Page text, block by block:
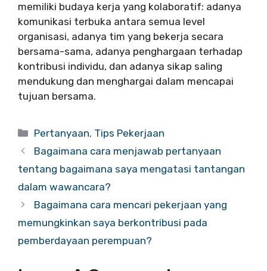
memiliki budaya kerja yang kolaboratif: adanya
komunikasi terbuka antara semua level
organisasi, adanya tim yang bekerja secara
bersama-sama, adanya penghargaan terhadap
kontribusi individu, dan adanya sikap saling
mendukung dan menghargai dalam mencapai
tujuan bersama.
Categories
Pertanyaan, Tips Pekerjaan
Bagaimana cara menjawab pertanyaan
tentang bagaimana saya mengatasi tantangan
dalam wawancara?
Bagaimana cara mencari pekerjaan yang
memungkinkan saya berkontribusi pada
pemberdayaan perempuan?